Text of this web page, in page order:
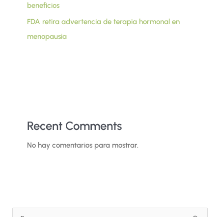
beneficios
FDA retira advertencia de terapia hormonal en
menopausia
Recent Comments
No hay comentarios para mostrar.